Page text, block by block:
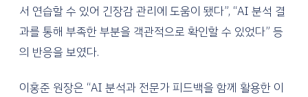
서 연습할 수 있어 긴장감 관리에 도움이 됐다”, “AI 분석 결
과를 통해 부족한 부분을 객관적으로 확인할 수 있었다” 등
의 반응을 보였다.
이홍준 원장은 “AI 분석과 전문가 피드백을 함께 활용한 이